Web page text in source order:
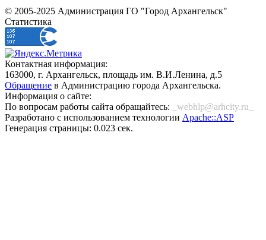
© 2005-2025 Администрация ГО "Город Архангельск"
Статистика
Контактная информация:
163000, г. Архангельск, площадь им. В.И.Ленина, д.5
Обращение в Администрацию города Архангельска.
Информация о сайте:
По вопросам работы сайта обращайтесь:
_webhlp@arhcity.ru_
Разработано с использованием технологии Apache::ASP
Генерация страницы: 0.023 сек.